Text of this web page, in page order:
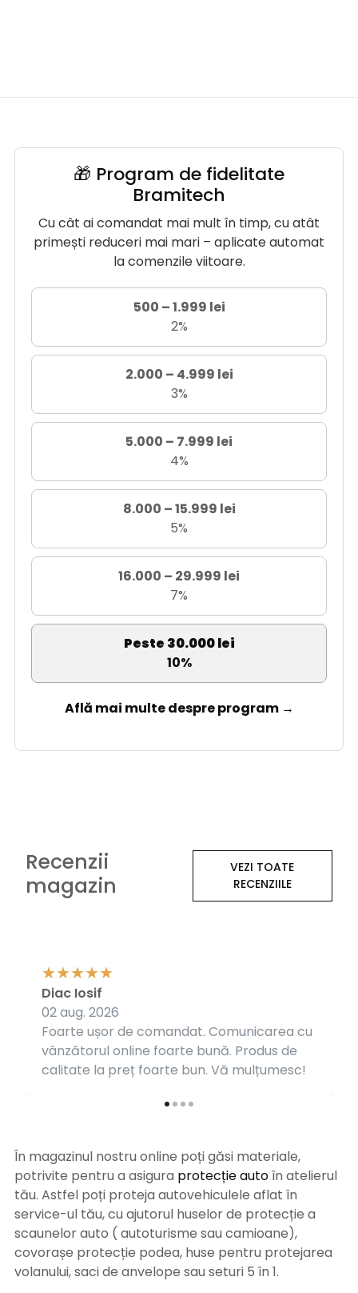
🎁 Program de fidelitate
Bramitech
Cu cât ai comandat mai mult în timp, cu atât
primești reduceri mai mari – aplicate automat
la comenzile viitoare.
500 – 1.999 lei
2%
2.000 – 4.999 lei
3%
5.000 – 7.999 lei
4%
8.000 – 15.999 lei
5%
16.000 – 29.999 lei
7%
Peste 30.000 lei
10%
Află mai multe despre program →
Recenzii
magazin
VEZI TOATE
RECENZIILE
Foarte ușor de comandat. Comunicarea cu
vânzătorul online foarte bună. Produs de
calitate la preț foarte bun. Vă mulțumesc!
Diac Iosif
02 aug. 2026
În magazinul nostru online poți găsi materiale,
potrivite pentru a asigura protecție autoîn atelierul
tău. Astfel poți proteja autovehiculele aflat în
service-ul tău, cu ajutorul huselor de protecție a
scaunelor auto ( autoturisme sau camioane),
covorașe protecție podea, huse pentru protejarea
volanului, saci de anvelope sau seturi 5 în 1.